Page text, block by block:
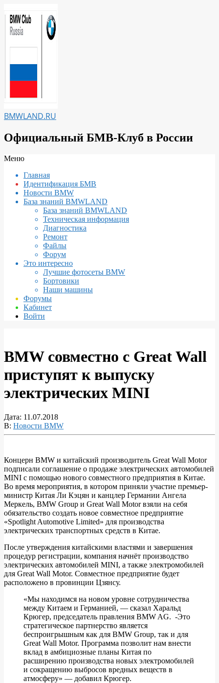
к
содержимому
BMWLAND.RU
Официальный БМВ-Клуб в России
Вторичное
навигации
Меню
Главная
Идентификация БМВ
Новости BMW
База знаний BMWLAND
База знаний BMWLAND
Техническая информация
Диагностика
Ремонт
Файлы
Форум
Это интересно
Лучшие фотосеты BMW
Бортовики
Наши машины
Форумы
Кабинет
Войти
BMW совместно с Great Wall
приступят к выпуску
электрических MINI
Дата: 11.07.2018
В: Новости BMW
BMW
совместно
с
Great
Wall
приступят
к
выпуску
электрических
MINI
Концерн BMW и китайский производитель Great Wall Motor
подписали соглашение о продаже электрических автомобилей
MINI с помощью нового совместного предприятия в Китае.
Во время мероприятия, в котором приняли участие премьер-
министр Китая Ли Кэцян и канцлер Германии Ангела
Меркель, BMW Group и Great Wall Motor взяли на себя
обязательство создать новое совместное предприятие
«Spotlight Automotive Limited» для производства
электрических транспортных средств в Китае.
После утверждения китайскими властями и завершения
процедур регистрации, компания начнёт производство
электрических автомобилей MINI, а также электромобилей
для Great Wall Motor. Совместное предприятие будет
расположено в провинции Цзянсу.
«Мы находимся на новом уровне сотрудничества
между Китаем и Германией, — сказал Харальд
Крюгер, председатель правления BMW AG. -Это
стратегическое партнерство является
беспроигрышным как для BMW Group, так и для
Great Wall Motor. Программа позволит нам внести
вклад в амбициозные планы Китая по
расширению производства новых электромобилей
и сокращению выбросов вредных веществ в
атмосферу» — добавил Крюгер.